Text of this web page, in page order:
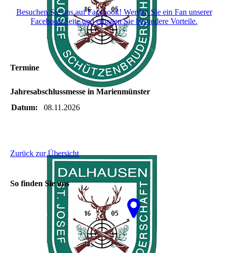
Besuchen Sie uns auf Facebook! Werden Sie ein Fan unserer
Facebook Seite und erhalten Sie besondere Vorteile.
Termine
Jahresabschlussmesse in Marienmünster
Datum:
08.11.2026
Zurück zur Übersicht
So finden Sie uns